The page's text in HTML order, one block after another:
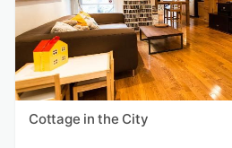
Cottage in the City